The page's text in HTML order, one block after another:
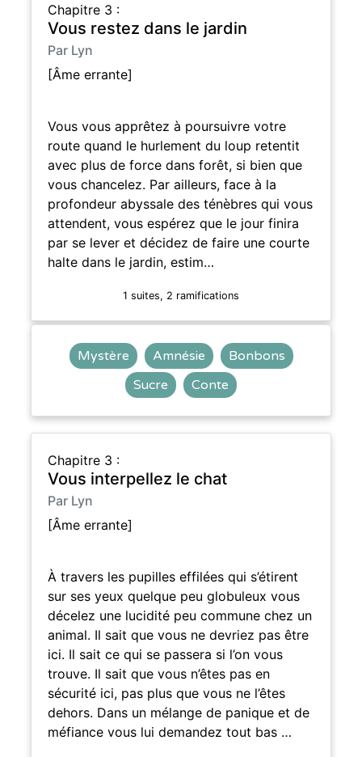
Chapitre 3 :
Vous restez dans le jardin
Par Lyn
[Âme errante]
Vous vous apprêtez à poursuivre votre
route quand le hurlement du loup retentit
avec plus de force dans forêt, si bien que
vous chancelez. Par ailleurs, face à la
profondeur abyssale des ténèbres qui vous
attendent, vous espérez que le jour finira
par se lever et décidez de faire une courte
halte dans le jardin, estim…
1 suites, 2 ramifications
Mystère Amnésie
Bonbons
Sucre
Conte
Chapitre 3 :
Vous interpellez le chat
Par Lyn
[Âme errante]
À travers les pupilles effilées qui s’étirent
sur ses yeux quelque peu globuleux vous
décelez une lucidité peu commune chez un
animal. Il sait que vous ne devriez pas être
ici. Il sait ce qui se passera si l’on vous
trouve. Il sait que vous n’êtes pas en
sécurité ici, pas plus que vous ne l’êtes
dehors. Dans un mélange de panique et de
méfiance vous lui demandez tout bas …